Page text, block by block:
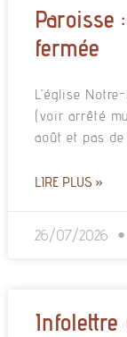
Paroisse
fermée
L’église
(voir arrêté
août et pas
LIRE PLUS »
26/07/2026
Infolettre